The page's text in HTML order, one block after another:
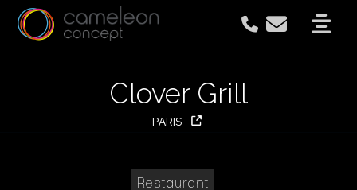
|
Clover Grill
PARIS
Restaurant